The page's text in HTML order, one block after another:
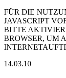
FÜR DIE
JAVASCRIPT
BITTE
BROWSER, UM
14.03.10